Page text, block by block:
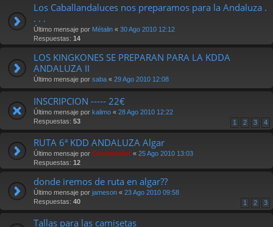
Los Caballandaluces nos preparamos para la Andaluza .
. . .
Último mensaje por Métalin « 30 Ago 2010 12:12
Respuestas: 14
LOS KINGKONES SE PREPARAN PARA LA KDDA
ANDALUZA II
Último mensaje por saba « 29 Ago 2010 12:08
INSCRIPCION ----- 22€
Último mensaje por kalimo « 28 Ago 2010 12:22
Respuestas: 53 1 2 3 4
RUTA 6ª KDD ANDALUZA Algar
Último mensaje por Güesmaster « 25 Ago 2010 13:03
Respuestas: 12
donde iremos de ruta en algar??
Último mensaje por jameson « 23 Ago 2010 09:58
Respuestas: 40 1 2 3
Tallas para las camisetas